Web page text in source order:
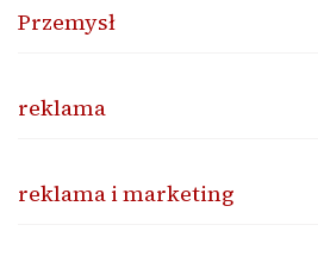
Przemysł
reklama
reklama i marketing